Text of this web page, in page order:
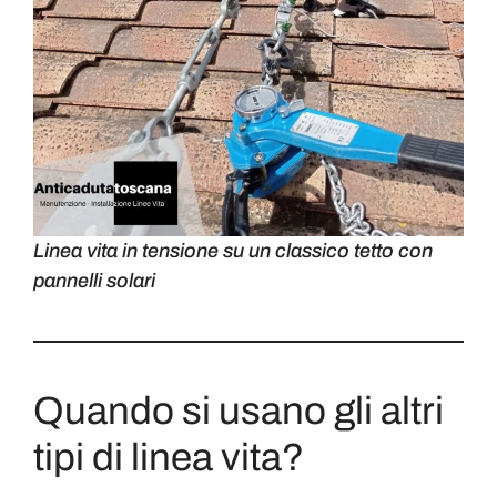
Linea vita in tensione su un classico tetto con
pannelli solari
Quando si usano gli altri
tipi di linea vita?